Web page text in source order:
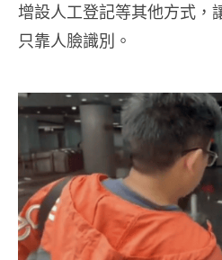
增設人工登記等其他方式，
只靠人臉識別。